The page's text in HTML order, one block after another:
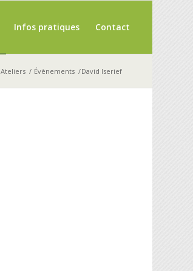
Infos pratiques Contact
Ateliers / Évènements /David Iserief